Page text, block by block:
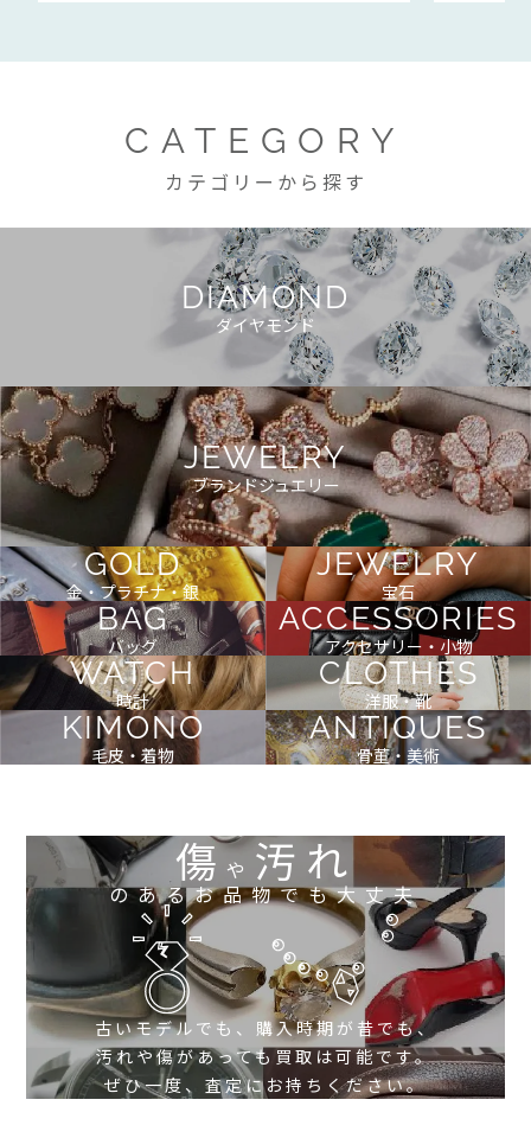
CATEGORY
カテゴリーから探す
DIAMOND
ダイヤモンド
JEWELRY
ブランドジュエリー
GOLD
金・プラチナ・銀
JEWELRY
宝石
BAG
バッグ
ACCESSORIES
アクセサリー・小物
WATCH
時計
CLOTHES
洋服・靴
KIMONO
毛皮・着物
ANTIQUES
骨董・美術
傷や 汚れ
のあるお品物でも大丈夫
古いモデルでも、購入時期が昔でも、
汚れや傷があっても買取は可能です。
ぜひ一度、査定にお持ちください。